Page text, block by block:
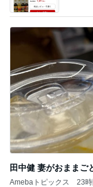
田中健 妻がおままご
Amebaトピックス 23